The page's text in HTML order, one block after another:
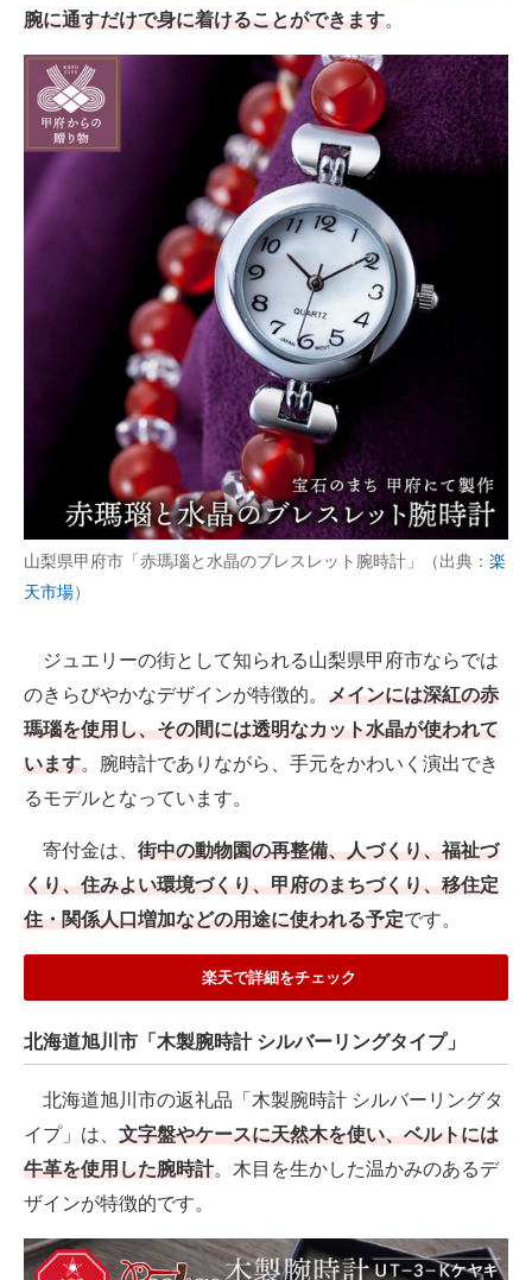
腕に通すだけで身に着けることができます。
山梨県甲府市「赤瑪瑙と水晶のブレスレット腕時計」（出典： 楽
天市場）
ジュエリーの街として知られる山梨県甲府市ならでは
のきらびやかなデザインが特徴的。 メインには深紅の赤
瑪瑙を使用し、その間には透明なカット水晶が使われて
います。腕時計でありながら、手元をかわいく演出でき
るモデルとなっています。
寄付金は、 街中の動物園の再整備、人づくり、福祉づ
くり、住みよい環境づくり、甲府のまちづくり、移住定
住・関係人口増加などの用途に使われる予定です。
楽天で詳細をチェック
北海道旭川市「木製腕時計 シルバーリングタイプ」
北海道旭川市の返礼品「木製腕時計 シルバーリングタ
イプ」は、 文字盤やケースに天然木を使い、ベルトには
牛革を使用した腕時計。木目を生かした温かみのあるデ
ザインが特徴的です。